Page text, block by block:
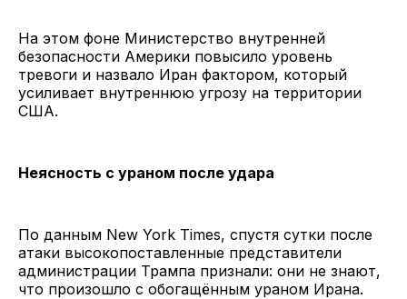
На этом фоне Министерство внутренней
безопасности Америки повысило уровень
тревоги и назвало Иран фактором, который
усиливает внутреннюю угрозу на территории
США.
Неясность с ураном после удара
По данным New York Times, спустя сутки после
атаки высокопоставленные представители
администрации Трампа признали: они не знают,
что произошло с обогащённым ураном Ирана.